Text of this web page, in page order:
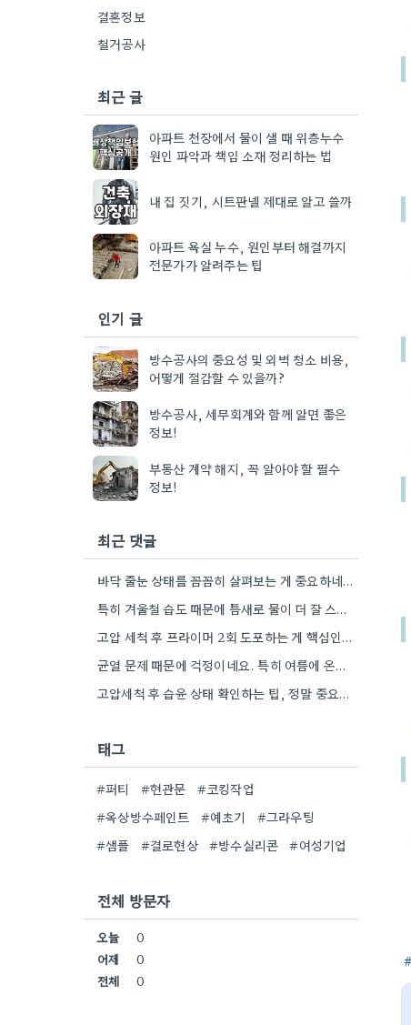
결혼정보
철거공사
최근 글
아파트 천장에서 물이 샐 때 위층누수
원인 파악과 책임 소재 정리하는 법
내 집 짓기, 시트판넬 제대로 알고 쓸까
아파트 욕실 누수, 원인부터 해결까지
전문가가 알려주는 팁
인기 글
방수공사의 중요성 및 외벽 청소 비용,
어떻게 절감할 수 있을까?
방수공사, 세무회계와 함께 알면 좋은
정보!
부동산 계약 해지, 꼭 알아야 할 필수
정보!
최근 댓글
바닥 줄눈 상태를 꼼꼼히 살펴보는 게 중요하네요. 오래된 아파트라면 줄눈부터 망가지기 쉬울 것 같아요.
특히 겨울철 습도 때문에 틈새로 물이 더 잘 스며드는 것 같아요. 오래된 건물일수록 이런 부분에…
고압 세척 후 프라이머 2회 도포하는 게 핵심인 것 같아요. 벽의 상태에 따라 흡수율이 달라지니까,…
균열 문제 때문에 걱정이네요. 특히 여름에 온도 변화가 심하면 더 흔할 텐데, 시공 전에 충분한…
고압세척 후 습윤 상태 확인하는 팁, 정말 중요하네요. 콘크리트 양생 기간도 꼼꼼히 확인해야 하는 것…
태그
#퍼티 #현관문
#코킹작업
#옥상방수페인트
#예초기
#그라우팅
#샘플
#결로현상 #방수실리콘 #여성기업
전체 방문자
오늘
0
어제
0
전체
0